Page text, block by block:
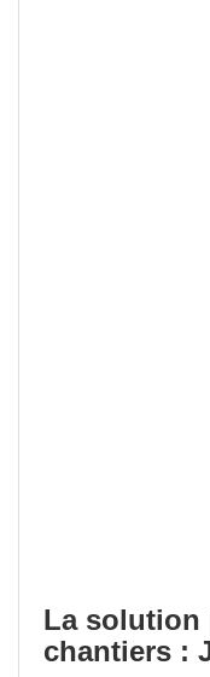
La solution
chantiers :